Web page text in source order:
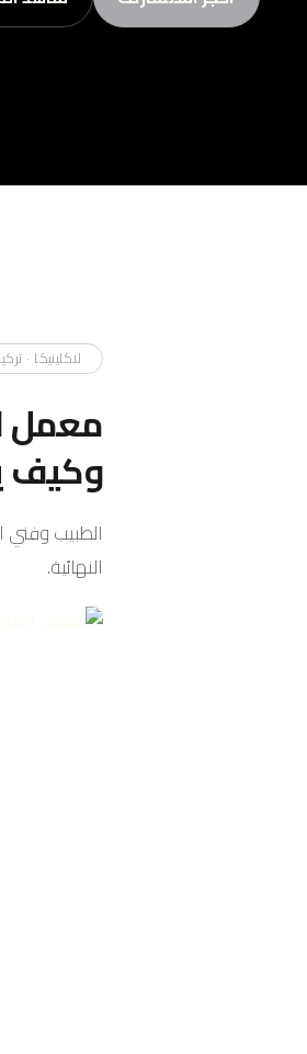
لاكلينيكا ·
معمل
وكيف
الطبيب
النهائية.